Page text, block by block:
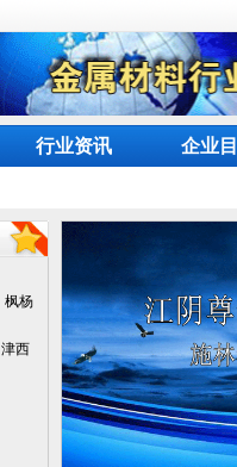
行业资讯 企业
枫杨
津西